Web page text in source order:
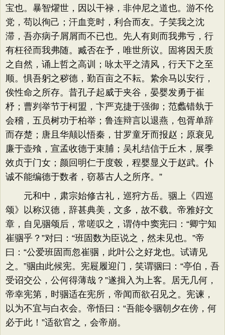
宝也。暴智燿世，因以干禄，非仲尼之道也。游不伦
党，苟以徇己；汗血竞时，利合而友。子笑我之沈
滞，吾亦病子屑屑而不已也。先人有则而我弗亏，行
有枉径而我弗随。臧否在予，唯世所议。固将因天质
之自然，诵上哲之高训；咏太平之清风，行天下之至
顺。惧吾躬之秽德，勤百亩之不耘。絷余马以安行，
俟性命之所存。昔孔子起威于夹谷，晏婴发勇于崔
杼；曹刿举节于柯盟，卞严克捷于强御；范蠡错埶于
会稽，五员树功于柏举；鲁连辩言以退燕，包胥单辞
而存楚；唐且华颠以悟秦，甘罗童牙而报赵；原衰见
廉于壶飱，宣孟收德于束脯；吴札结信于丘木，展季
效贞于门女；颜回明仁于度毂，程婴显义于赵武。仆
诚不能编德于数者，窃慕古人之所序。”
元和中，肃宗始修古礼，巡狩方岳。骃上《四巡
颂》以称汉德，辞甚典美，文多，故不载。帝雅好文
章，自见骃颂后，常嗟叹之，谓侍中窦宪曰：“卿宁知
崔骃乎？”对曰：“班固数为臣说之，然未见也。”帝
曰：“公爱班固而忽崔骃，此叶公之好龙也。试请见
之。”骃由此候宪。宪屣履迎门，笑谓骃曰：“亭伯，吾
受诏交公，公何得薄哉？”遂揖入为上客。居无几何，
帝幸宪第，时骃适在宪所，帝闻而欲召见之。宪谏，
以为不宜与白衣会。帝悟曰：“吾能令骃朝夕在傍，何
必于此！”适欲官之，会帝崩。